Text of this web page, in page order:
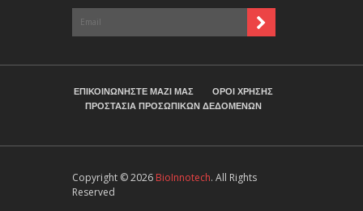
ΕΠΙΚΟΙΝΩΝΗΣΤΕ ΜΑΖΙ ΜΑΣ
ΟΡΟΙ ΧΡΗΣΗΣ
ΠΡΟΣΤΑΣΙΑ ΠΡΟΣΩΠΙΚΩΝ ΔΕΔΟΜΕΝΩΝ
Copyright © 2026 BioInnotech. All Rights
Reserved